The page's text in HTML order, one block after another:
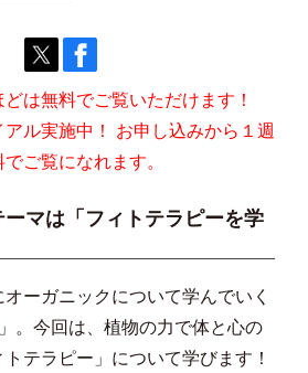
は無料でご覧いただけます！
ル実施中！ お申し込みから１週
ご覧になれます。
マは「 フィトテラピーを学
ーガニックについて学んでいく
。今回は、植物の力で体と心の
テラピー」について学びます！